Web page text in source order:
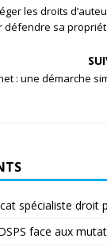
les droits
défendre sa
: une démarche
spécialiste droit
face aux